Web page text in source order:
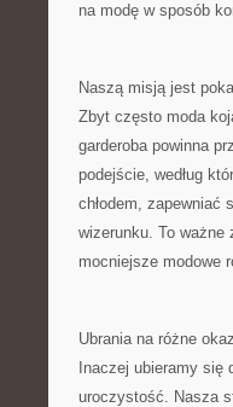
na modę w sposób
Naszą misją jest
Zbyt często moda
garderoba powinna
podejście, według
chłodem, zapewniać
wizerunku. To
mocniejsze modowe
Ubrania na różne
Inaczej ubieramy
uroczystość. Nasza